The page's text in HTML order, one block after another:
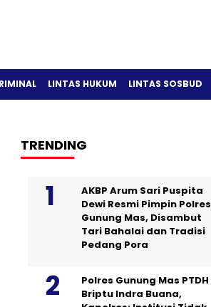
LINTAS HUKUM LINTAS SOSBUD
TRENDING
AKBP Arum Sari Puspita
Dewi Resmi Pimpin Polres
Gunung Mas, Disambut
Tari Bahalai dan Tradisi
Pedang Pora
Polres Gunung Mas PTDH
Briptu Indra Buana,